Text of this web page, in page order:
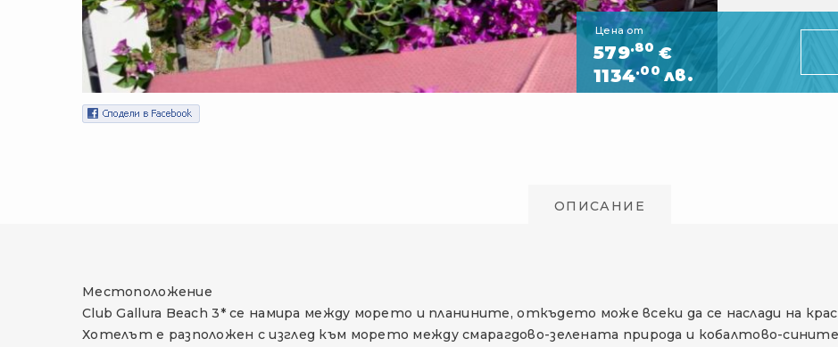
Цена от
579.80 €
1134.00 лв.
ОПИСАНИЕ
Местоположение
Club Gallura Beach 3* се намира между морето и планините, откъдето може всеки да се наслади на
Хотелът е разположен с изглед към морето между смарагдово-зелената природа и кобалтово-сините